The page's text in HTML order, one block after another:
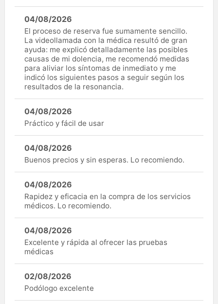
04/08/2026
El proceso de reserva fue sumamente sencillo.
La videollamada con la médica resultó de gran
ayuda: me explicó detalladamente las posibles
causas de mi dolencia, me recomendó medidas
para aliviar los síntomas de inmediato y me
indicó los siguientes pasos a seguir según los
resultados de la resonancia.
04/08/2026
Práctico y fácil de usar
04/08/2026
Buenos precios y sin esperas. Lo recomiendo.
04/08/2026
Rapidez y eficacia en la compra de los servicios
médicos. Lo recomiendo.
04/08/2026
Excelente y rápida al ofrecer las pruebas
médicas
02/08/2026
Podólogo excelente